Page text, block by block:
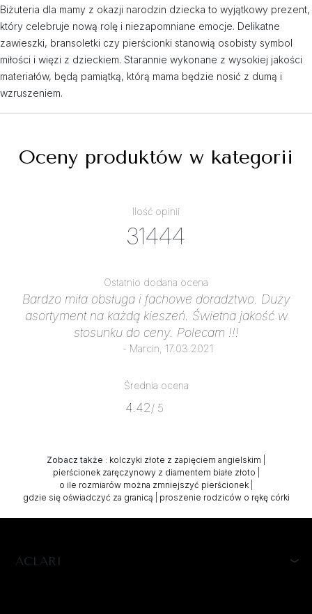
Biżuteria dla mamy z okazji narodzin dziecka to wyjątkowy prezent,
który celebruje nową rolę i niezapomniane emocje. Delikatne
zawieszki, bransoletki czy pierścionki stanowią osobisty symbol
miłości i więzi z dzieckiem. Starannie wykonane z wysokiej jakości
materiałów, będą pamiątką, którą mama będzie nosić z dumą i
wzruszeniem.
Oceny produktów w kategorii
Ilość opinii
31444
Ostatnio dodana ocena
Bardzo miła obsługa i fachowe doradztwo. Duży
asortyment na każdą kieszeń. Świetna jakość w
stosunku do ceny. Polecam !!!
- Marcin, 17.03.2021
Średnia ocena
4.42/ 5
Zobacz także : kolczyki złote z zapięciem angielskim
pierścionek zaręczynowy z diamentem białe złoto
o ile rozmiarów można zmniejszyć pierścionek
gdzie się oświadczyć za granicą
proszenie rodziców o rękę córki
ACLARI